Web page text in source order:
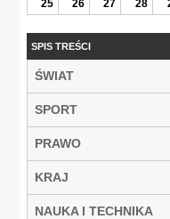
25
26 27 28
SPIS TREŚCI
ŚWIAT
SPORT
PRAWO
KRAJ
NAUKA I TECHNIKA